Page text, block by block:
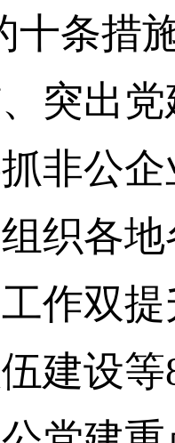
十条措
突出
非公
织各
作双
建设